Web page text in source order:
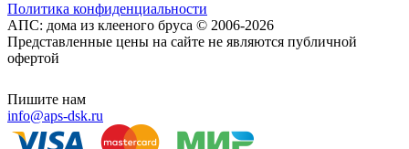
Политика конфиденциальности
АПС: дома из клееного бруса © 2006-2026
Представленные цены на сайте не являются публичной
офертой
Пишите нам
info@aps-dsk.ru